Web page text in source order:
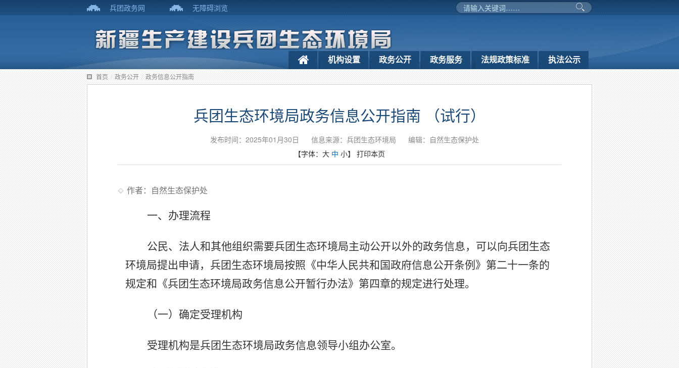
兵团政务网 无障碍浏览
机构设置 政务公开 政务服务 法规政策标准 执法公示
首页 / 政务公开 / 政务信息公开指南
兵团生态环境局政务信息公开指南 （试行）
发布时间：2025年01月30日 信息来源：兵团生态环境局
编辑：自然生态保护处
【字体： 大 中 小】 打印本页
作者：自然生态保护处
一、办理流程
公民、法人和其他组织需要兵团生态环境局主动公开以外的政务信息，可以向兵团生态
环境局提出申请，兵团生态环境局按照《中华人民共和国政府信息公开条例》第二十一条的
规定和《兵团生态环境局政务信息公开暂行办法》第四章的规定进行处理。
（一）确定受理机构
受理机构是兵团生态环境局政务信息领导小组办公室。